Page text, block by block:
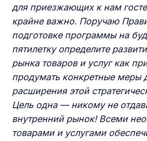
для приезжающих к нам
крайне важно. Поручаю
подготовке программы на
пятилетку определите
рынка товаров и услуг как
продумать конкретные меры
расширения этой
Цель одна — никому не
внутренний рынок! Всеми
товарами и услугами